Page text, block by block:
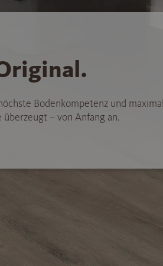
Bodenkompetenz und
– von Anfang an.